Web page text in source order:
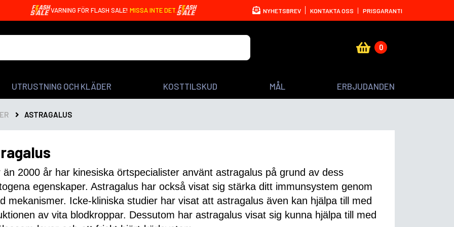
VARNING FÖR FLASH SALE! MISSA INTE DET. NYHETSBREV KONTAKTA OSS PRISGARANTI
0
UTRUSTNING OCH KLÄDER KOSTTILSKUD MÅL ERBJUDANDEN
ASTRAGALUS
än 2000 år har kinesiska örtspecialister använt astragalus på grund av dess
egenskaper. Astragalus har också visat sig stärka ditt immunsystem genom
mekanismer. Icke-kliniska studier har visat att astragalus även kan hjälpa till med
av vita blodkroppar. Dessutom har astragalus visat sig kunna hjälpa till med